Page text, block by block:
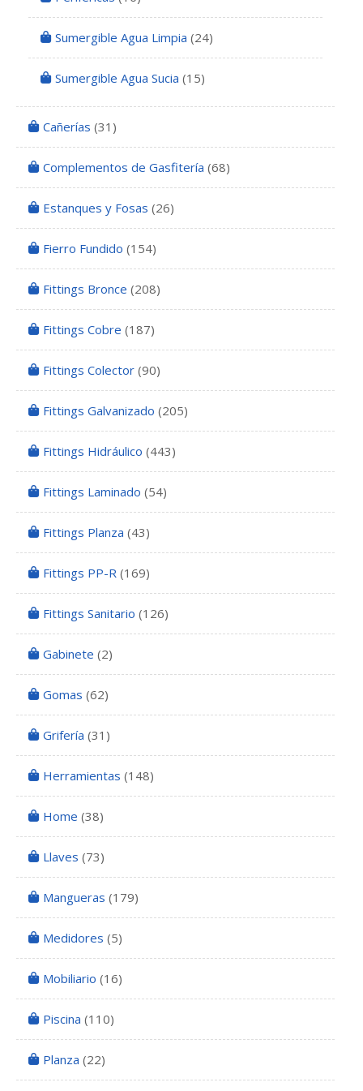
Sumergible Agua Limpia (24)
Sumergible Agua Sucia (15)
Cañerías (31)
Complementos de Gasfitería (68)
Estanques y Fosas (26)
Fierro Fundido (154)
Fittings Bronce (208)
Fittings Cobre (187)
Fittings Colector (90)
Fittings Galvanizado (205)
Fittings Hidráulico (443)
Fittings Laminado (54)
Fittings Planza (43)
Fittings PP-R (169)
Fittings Sanitario (126)
Gabinete (2)
Gomas (62)
Grifería (31)
Herramientas (148)
Home (38)
Llaves (73)
Mangueras (179)
Medidores (5)
Mobiliario (16)
Piscina (110)
Planza (22)